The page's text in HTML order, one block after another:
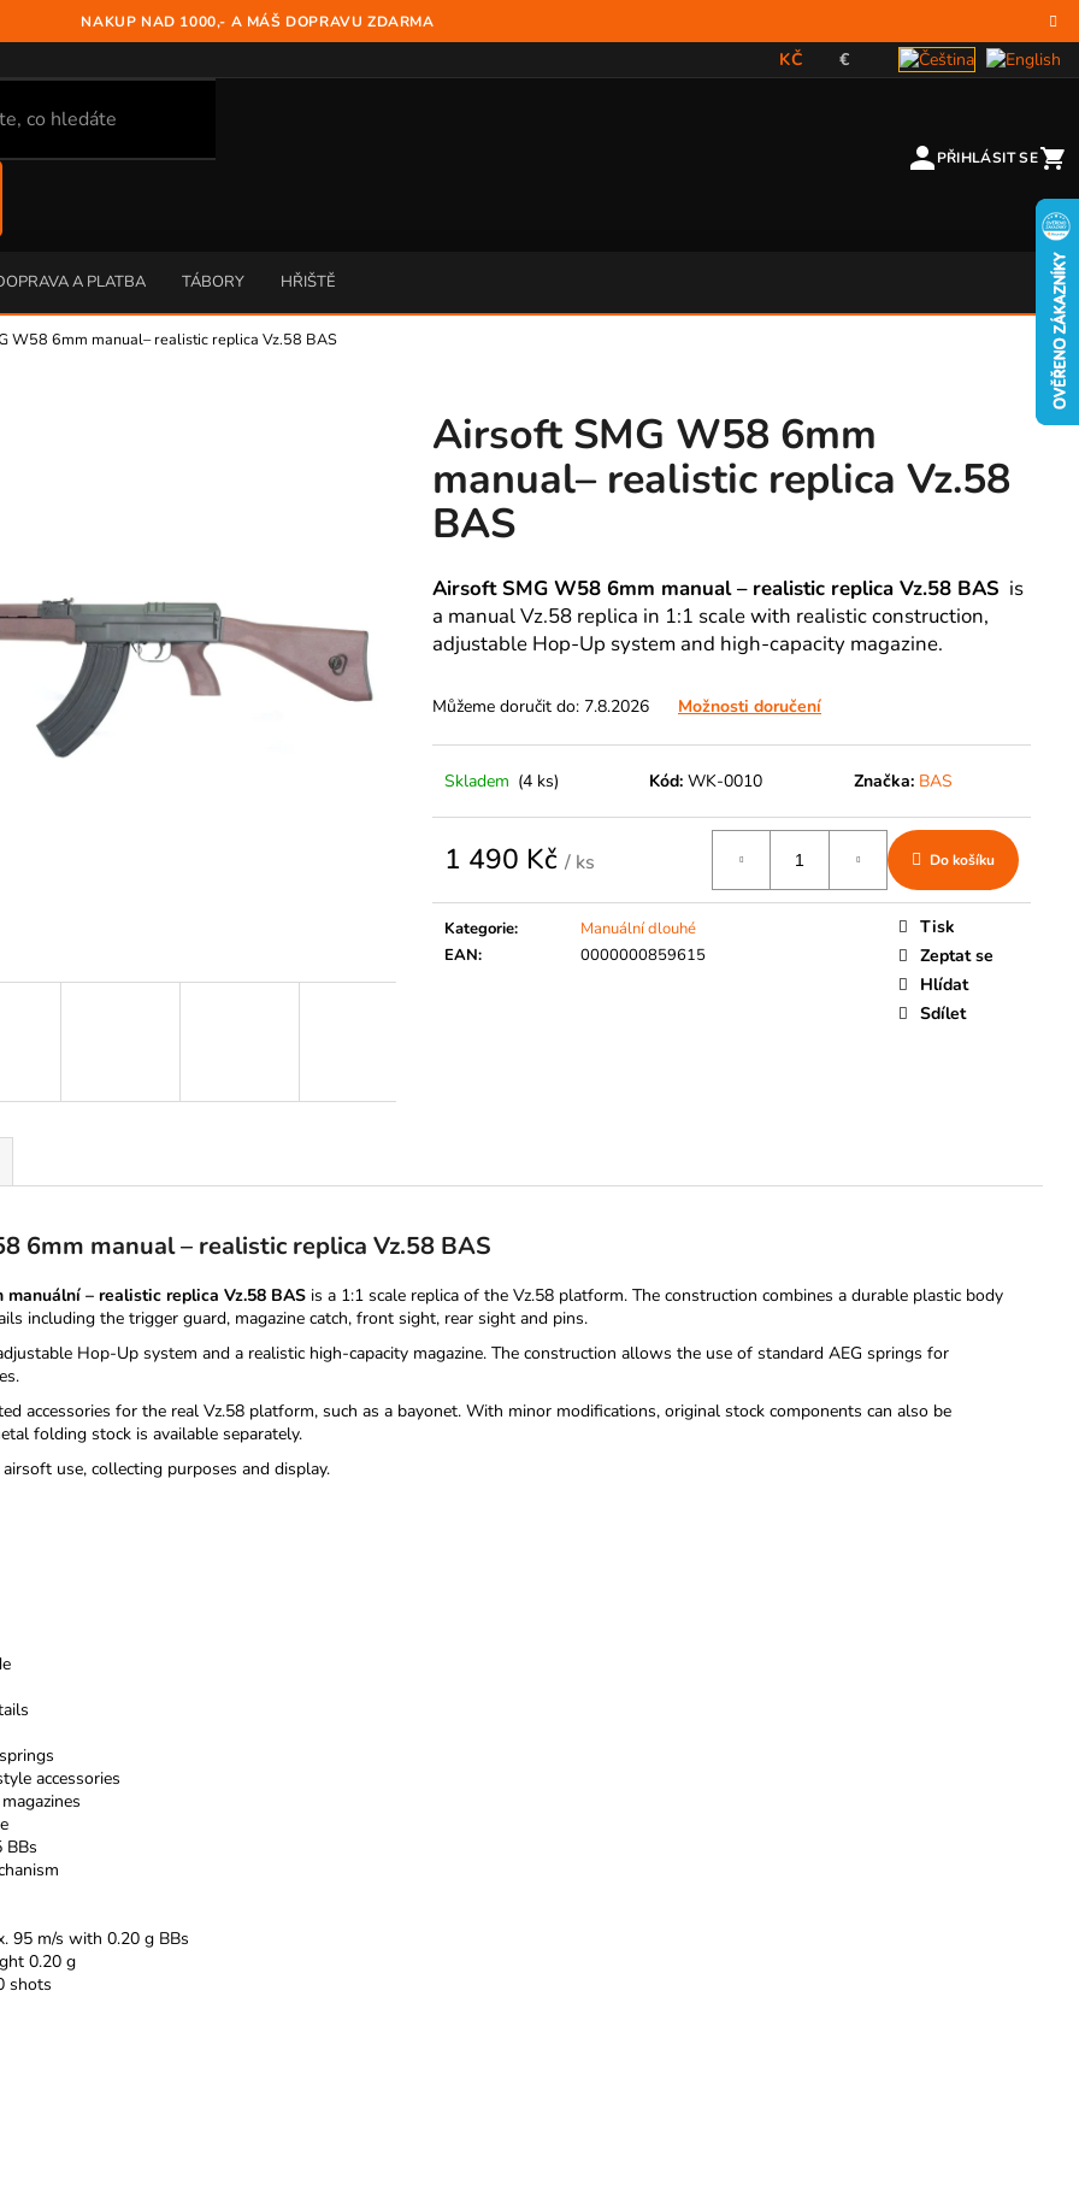
NAKUP NAD 1000,- A MÁŠ DOPRAVU ZDARMA
KČ €
PŘIHLÁSIT SE
A PLATBA TÁBORY HŘIŠTĚ
W58 6mm manual– realistic replica Vz.58 BAS
Airsoft SMG W58 6mm
manual– realistic replica Vz.58
BAS
Airsoft SMG W58 6mm manual – realistic replica Vz.58 BAS is
a manual Vz.58 replica in 1:1 scale with realistic construction,
adjustable Hop-Up system and high-capacity magazine.
Můžeme doručit do: 7.8.2026 Možnosti doručení
Skladem (4 ks) Kód: WK-0010 Značka: BAS
1 490 Kč / ks
cena:
Do košíku
Kategorie:
Manuální dlouhé
EAN: 0000000859615
Tisk
Zeptat se
Hlídat
Sdílet
6mm manual – realistic replica Vz.58 BAS
– realistic replica Vz.58 BAS is a 1:1 scale replica of the Vz.58 platform. The construction combines a durable plastic body
including the trigger guard, magazine catch, front sight, rear sight and pins.
Hop-Up system and a realistic high-capacity magazine. The construction allows the use of standard AEG springs for
accessories for the real Vz.58 platform, such as a bayonet. With minor modifications, original stock components can also be
folding stock is available separately.
use, collecting purposes and display.
accessories
BBs
95 m/s with 0.20 g BBs
0.20 g
shots